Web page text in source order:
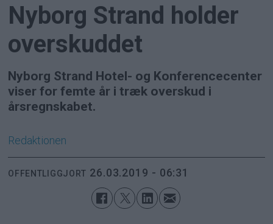
Nyborg Strand holder
overskuddet
Nyborg Strand Hotel- og Konferencecenter
viser for femte år i træk overskud i
årsregnskabet.
Redaktionen
OFFENTLIGGJORT 26.03.2019 - 06:31